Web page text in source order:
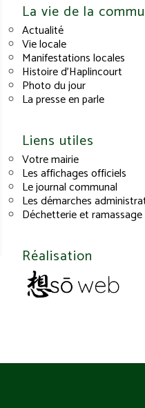
La vie de la
Actualité
Vie locale
Manifestations locales
Histoire d’Haplincourt
Photo du jour
La presse en parle
Liens utiles
Votre mairie
Les affichages officiels
Le journal communal
Les démarches
Déchetterie et
Réalisation